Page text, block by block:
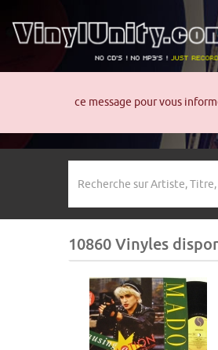
ce message pour vous
10860 Vinyles